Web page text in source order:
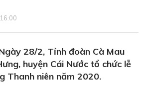
28/2, Tỉnh đoàn Cà Mau
huyện Cái Nước tổ chức lễ
Thanh niên năm 2020.